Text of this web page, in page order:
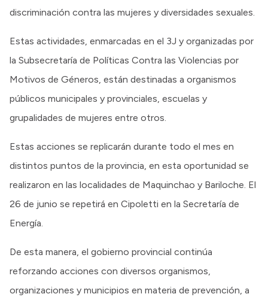
discriminación contra las mujeres y diversidades sexuales.
Estas actividades, enmarcadas en el 3J y organizadas por
la Subsecretaría de Políticas Contra las Violencias por
Motivos de Géneros, están destinadas a organismos
públicos municipales y provinciales, escuelas y
grupalidades de mujeres entre otros.
Estas acciones se replicarán durante todo el mes en
distintos puntos de la provincia, en esta oportunidad se
realizaron en las localidades de Maquinchao y Bariloche. El
26 de junio se repetirá en Cipoletti en la Secretaría de
Energía.
De esta manera, el gobierno provincial continúa
reforzando acciones con diversos organismos,
organizaciones y municipios en materia de prevención, a